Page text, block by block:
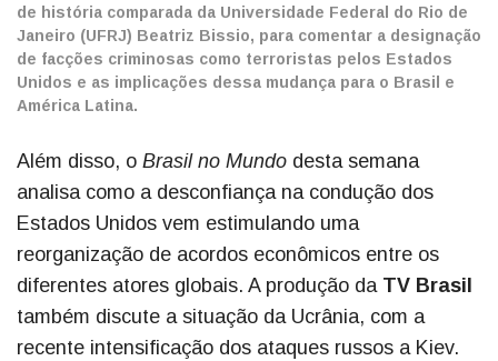
de história comparada da Universidade Federal do Rio de
Janeiro (UFRJ) Beatriz Bissio, para comentar a designação
de facções criminosas como terroristas pelos Estados
Unidos e as implicações dessa mudança para o Brasil e
América Latina.
Além disso, o Brasil no Mundo desta semana
analisa como a desconfiança na condução dos
Estados Unidos vem estimulando uma
reorganização de acordos econômicos entre os
diferentes atores globais. A produção da TV Brasil
também discute a situação da Ucrânia, com a
recente intensificação dos ataques russos a Kiev.